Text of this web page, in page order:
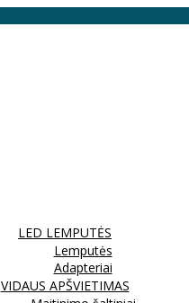
LED LEMPUTĖS
Lemputės
Adapteriai
VIDAUS APŠVIETIMAS